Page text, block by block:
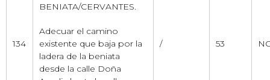
134
BENIATA/CERVANTES.
Adecuar el camino
existente que baja por la
ladera de la beniata
desde la calle Doña
/ 53